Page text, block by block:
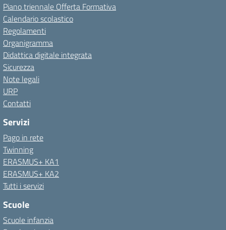
Piano triennale Offerta Formativa
Calendario scolastico
Regolamenti
Organigramma
Didattica digitale integrata
Sicurezza
Note legali
URP
Contatti
Servizi
Pago in rete
Twinning
ERASMUS+ KA1
ERASMUS+ KA2
Tutti i servizi
Scuole
Scuole infanzia